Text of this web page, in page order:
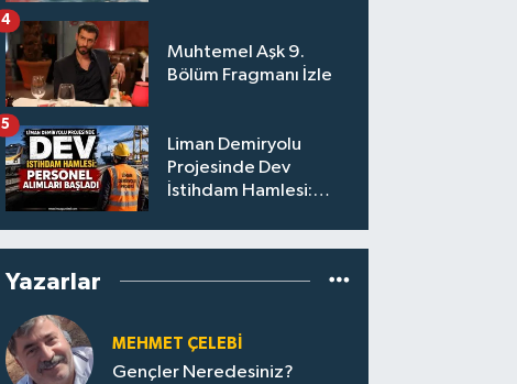
Muhtemel Aşk 9.
Bölüm Fragmanı İzle
4
Liman Demiryolu
Projesinde Dev
İstihdam Hamlesi:
5
Yazarlar
MEHMET ÇELEBI
Gençler Neredesiniz?